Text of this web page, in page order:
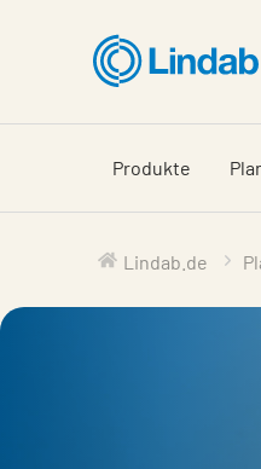
Hauptinhalt
Produkte
Lindab.de